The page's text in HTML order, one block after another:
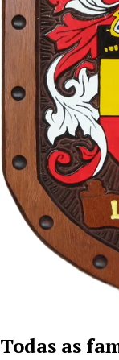
Todas as